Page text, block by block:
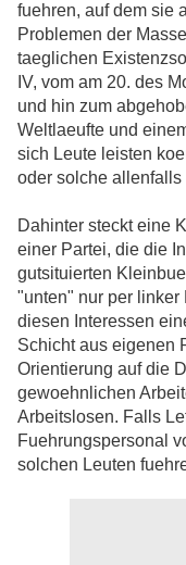
fuehren, auf dem sie
Problemen der
taeglichen
IV, vom am 20. des
und hin zum
Weltlaeufte und
sich Leute leisten
oder solche allenfalls
Dahinter steckt eine
einer Partei, die die
gutsituierten
"unten" nur per
diesen Interessen
Schicht aus eigenen
Orientierung auf die
gewoehnlichen
Arbeitslosen. Falls
Fuehrungspersonal
solchen Leuten